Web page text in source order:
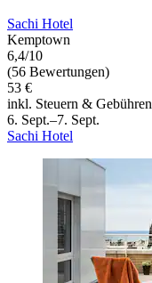
Sachi Hotel
Kemptown
6,4/10
(56 Bewertungen)
53 €
inkl. Steuern & Gebühren
6. Sept.–7. Sept.
Sachi Hotel